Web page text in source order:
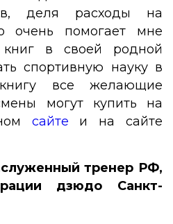
деля расходы на
очень помогает мне
книг в своей родной
спортивную науку в
все желающие
могут купить на
сайте и на сайте
тренер РФ,
дзюдо Санкт-